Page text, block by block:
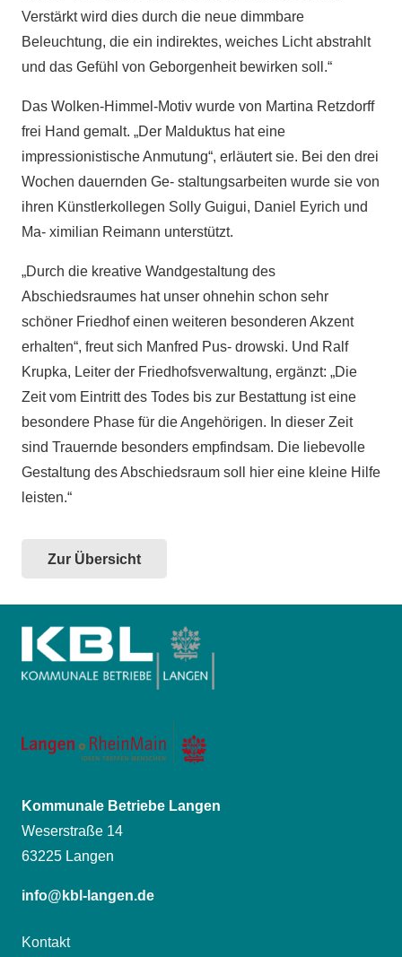
Verstärkt wird dies durch die neue dimmbare
Beleuchtung, die ein indirektes, weiches Licht abstrahlt
und das Gefühl von Geborgenheit bewirken soll.“
Das Wolken-Himmel-Motiv wurde von Martina Retzdorff
frei Hand gemalt. „Der Malduktus hat eine
impressionistische Anmutung“, erläutert sie. Bei den drei
Wochen dauernden Ge- staltungsarbeiten wurde sie von
ihren Künstlerkollegen Solly Guigui, Daniel Eyrich und
Ma- ximilian Reimann unterstützt.
„Durch die kreative Wandgestaltung des
Abschiedsraumes hat unser ohnehin schon sehr
schöner Friedhof einen weiteren besonderen Akzent
erhalten“, freut sich Manfred Pus- drowski. Und Ralf
Krupka, Leiter der Friedhofsverwaltung, ergänzt: „Die
Zeit vom Eintritt des Todes bis zur Bestattung ist eine
besondere Phase für die Angehörigen. In dieser Zeit
sind Trauernde besonders empfindsam. Die liebevolle
Gestaltung des Abschiedsraum soll hier eine kleine Hilfe
leisten.“
Zur Übersicht
Kommunale Betriebe Langen
Weserstraße 14
63225 Langen
info@kbl-langen.de
Kontakt